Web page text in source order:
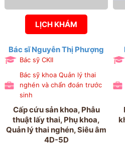
LỊCH KHÁM
Bác sĩ Nguyễn Thị Phượng
Bác sỹ CKII
Bác sỹ khoa Quản lý thai
nghén và chẩn đoán trước
sinh
Cấp cứu sản khoa, Phẫu
thuật lấy thai, Phụ khoa,
Quản lý thai nghén, Siêu âm
4D-5D